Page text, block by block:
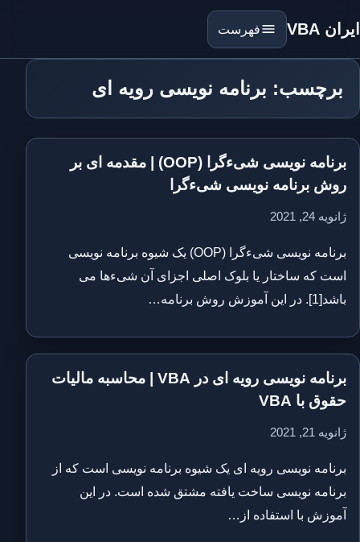
ایران VBA فهرست
برچسب: برنامه نویسی رویه ای
برنامه نویسی شیءگرا (OOP) | مقدمه ای بر
روش برنامه نویسی شیءگرا
ژانویه 24, 2021
برنامه نویسی شیءگرا (OOP) یک شیوه برنامه نویسی
است که ساختار یا بلوک اصلی اجزای آن شیءها می
باشد[1]. در این آموزش روش برنامه…
برنامه نویسی رویه ای در VBA | محاسبه مالیات
حقوق با VBA
ژانویه 21, 2021
برنامه نویسی رویه ای یک شیوه برنامه نویسی است که از
برنامه نویسی ساخت یافته مشتق شده است. در این
آموزش با استفاده از…